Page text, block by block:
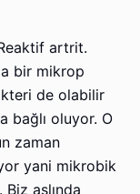
artrit.
bir mikrop
de olabilir
bağlı oluyor. O
zaman
yani mikrobik
aslında